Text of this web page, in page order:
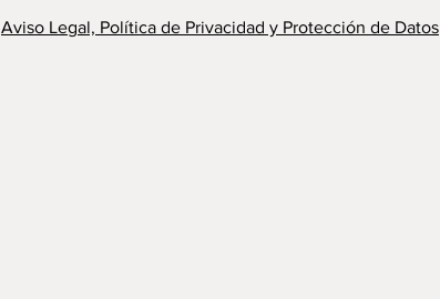
Aviso Legal, Política de Privacidad y Protección de Datos